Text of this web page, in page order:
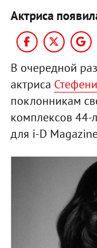
Актриса
В очередной
актриса
поклонникам
комплексов 44-
для i-D